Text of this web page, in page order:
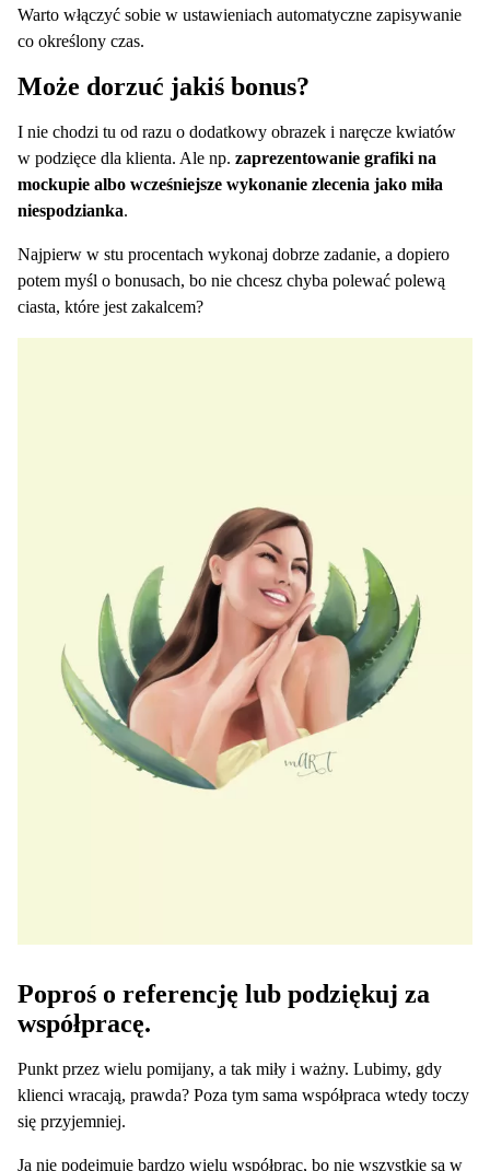
Warto włączyć sobie w ustawieniach automatyczne zapisywanie
co określony czas.
Może dorzuć jakiś bonus?
I nie chodzi tu od razu o dodatkowy obrazek i naręcze kwiatów
w podzięce dla klienta. Ale np. zaprezentowanie grafiki na
mockupie albo wcześniejsze wykonanie zlecenia jako miła
niespodzianka.
Najpierw w stu procentach wykonaj dobrze zadanie, a dopiero
potem myśl o bonusach, bo nie chcesz chyba polewać polewą
ciasta, które jest zakalcem?
Poproś o referencję lub podziękuj za
współpracę.
Punkt przez wielu pomijany, a tak miły i ważny. Lubimy, gdy
klienci wracają, prawda? Poza tym sama współpraca wtedy toczy
się przyjemniej.
Ja nie podejmuję bardzo wielu współprac, bo nie wszystkie są w